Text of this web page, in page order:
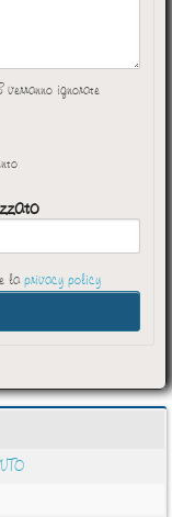
ignorate
e la privacy policy